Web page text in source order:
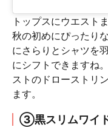
トップスにウエスト
秋の初めにぴったり
にさらりとシャツを
にシフトできますね
ストのドローストリ
ます。
③黒スリムワイ